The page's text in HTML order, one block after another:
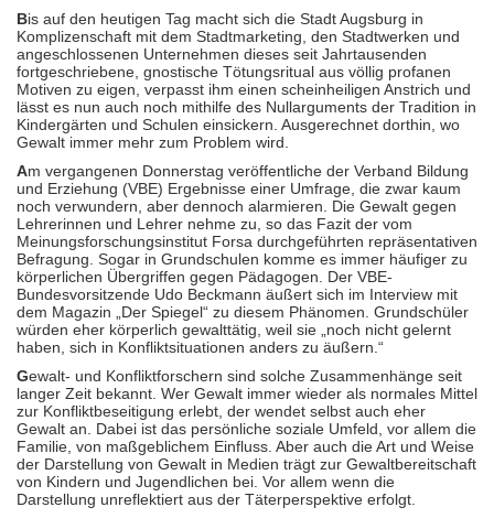
Bis auf den heutigen Tag macht sich die Stadt Augsburg in
Komplizenschaft mit dem Stadtmarketing, den Stadtwerken und
angeschlossenen Unternehmen dieses seit Jahrtausenden
fortgeschriebene, gnostische Tötungsritual aus völlig profanen
Motiven zu eigen, verpasst ihm einen scheinheiligen Anstrich und
lässt es nun auch noch mithilfe des Nullarguments der Tradition in
Kindergärten und Schulen einsickern. Ausgerechnet dorthin, wo
Gewalt immer mehr zum Problem wird.
Am vergangenen Donnerstag veröffentliche der Verband Bildung
und Erziehung (VBE) Ergebnisse einer Umfrage, die zwar kaum
noch verwundern, aber dennoch alarmieren. Die Gewalt gegen
Lehrerinnen und Lehrer nehme zu, so das Fazit der vom
Meinungsforschungsinstitut Forsa durchgeführten repräsentativen
Befragung. Sogar in Grundschulen komme es immer häufiger zu
körperlichen Übergriffen gegen Pädagogen. Der VBE-
Bundesvorsitzende Udo Beckmann äußert sich im Interview mit
dem Magazin „Der Spiegel“ zu diesem Phänomen. Grundschüler
würden eher körperlich gewalttätig, weil sie „noch nicht gelernt
haben, sich in Konfliktsituationen anders zu äußern.“
Gewalt- und Konfliktforschern sind solche Zusammenhänge seit
langer Zeit bekannt. Wer Gewalt immer wieder als normales Mittel
zur Konfliktbeseitigung erlebt, der wendet selbst auch eher
Gewalt an. Dabei ist das persönliche soziale Umfeld, vor allem die
Familie, von maßgeblichem Einfluss. Aber auch die Art und Weise
der Darstellung von Gewalt in Medien trägt zur Gewaltbereitschaft
von Kindern und Jugendlichen bei. Vor allem wenn die
Darstellung unreflektiert aus der Täterperspektive erfolgt.